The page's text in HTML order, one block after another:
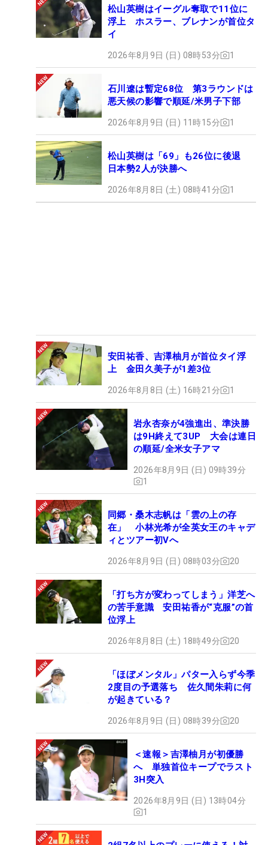
松山英樹はイーグル奪取で11位に
浮上 ホスラー、ブレナンが首位タ
イ
2026年8月9日 (日) 08時53分 1
石川遼は暫定68位 第3ラウンドは
悪天候の影響で順延/米男子下部
2026年8月9日 (日) 11時15分 1
松山英樹は「69」も26位に後退
日本勢2人が決勝へ
2026年8月8日 (土) 08時41分 1
安田祐香、吉澤柚月が首位タイ浮
上 金田久美子が1差3位
2026年8月8日 (土) 16時21分 1
岩永杏奈が4強進出、準決勝
は9H終えて3UP 大会は連日
の順延/全米女子アマ
2026年8月9日 (日) 09時39分
1
同郷・桑木志帆は「雲の上の存
在」 小林光希が全英女王のキャデ
ィとツアー初Vへ
2026年8月9日 (日) 08時03分 20
「打ち方が変わってしまう」洋芝へ
の苦手意識 安田祐香が“克服”の首
位浮上
2026年8月8日 (土) 18時49分 20
「ほぼメンタル」パター入らず今季
2度目の予選落ち 佐久間朱莉に何
が起きている？
2026年8月9日 (日) 08時39分 20
＜速報＞吉澤柚月が初優勝
へ 単独首位キープでラスト
3H突入
2026年8月9日 (日) 13時04分
1